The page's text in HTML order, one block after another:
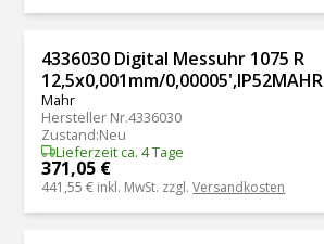
4336030 Digital Messuhr 1075 R
12,5x0,001mm/0,00005',IP52MAHR
Mahr
Hersteller Nr.4336030
Zustand:Neu
Lieferzeit ca. 4 Tage
371,05 €
441,55 € inkl. MwSt. zzgl.Versandkosten